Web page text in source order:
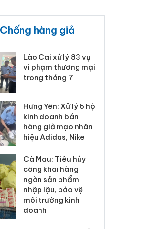
Chống hàng giả
Lào Cai xử lý 83 vụ
vi phạm thương mại
trong tháng 7
Hưng Yên: Xử lý 6 hộ
kinh doanh bán
hàng giả mạo nhãn
hiệu Adidas, Nike
Cà Mau: Tiêu hủy
công khai hàng
ngàn sản phẩm
nhập lậu, bảo vệ
môi trường kinh
doanh